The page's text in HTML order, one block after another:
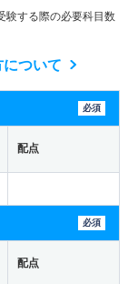
験する際の必要科目数
について
必須
配点
必須
配点